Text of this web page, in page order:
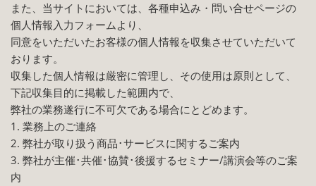
また、当サイトにおいては、各種申込み・問い合せページの
個人情報入力フォームより、
同意をいただいたお客様の個人情報を収集させていただいて
おります。
収集した個人情報は厳密に管理し、その使用は原則として、
下記収集目的に掲載した範囲内で、
弊社の業務遂行に不可欠である場合にとどめます。
1. 業務上のご連絡
2. 弊社が取り扱う商品･サービスに関するご案内
3. 弊社が主催･共催･協賛･後援するセミナー/講演会等のご案
内